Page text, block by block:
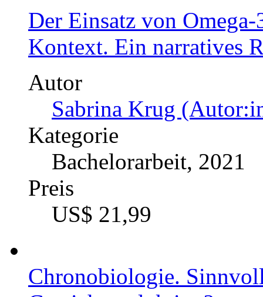
Ein systematischer
Autor
Bachelor of Arts
(Autor:in)
Kategorie
Bachelorarbeit, 2021
Preis
US$ 21,99